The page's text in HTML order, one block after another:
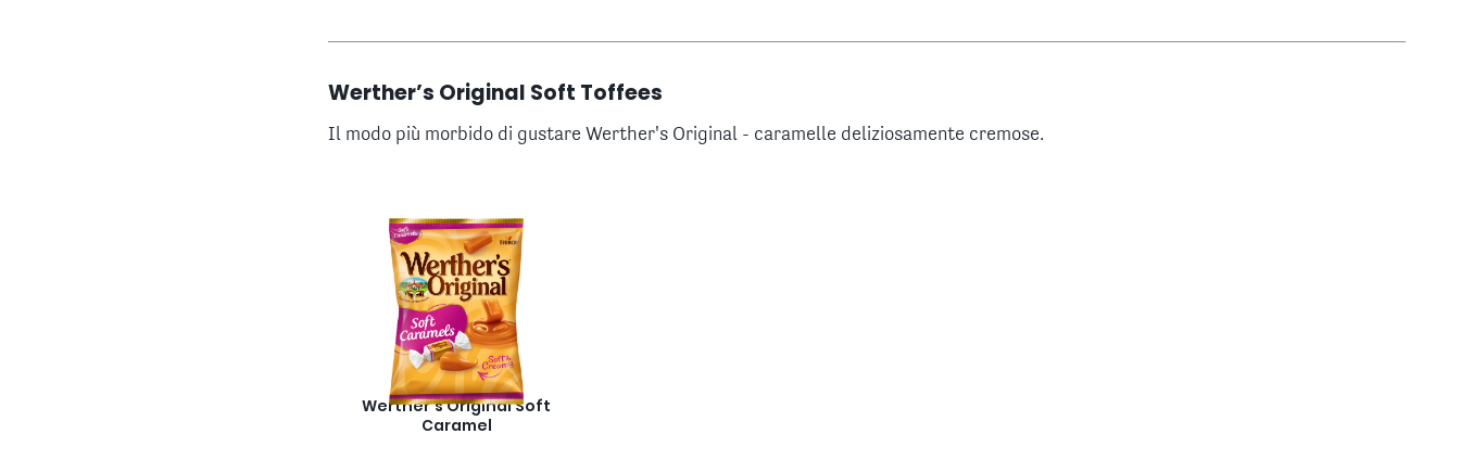
Werther’s Original Soft Toffees
Il modo più morbido di gustare Werther's Original - caramelle deliziosamente cremose.
Werther's Original Soft
Caramel